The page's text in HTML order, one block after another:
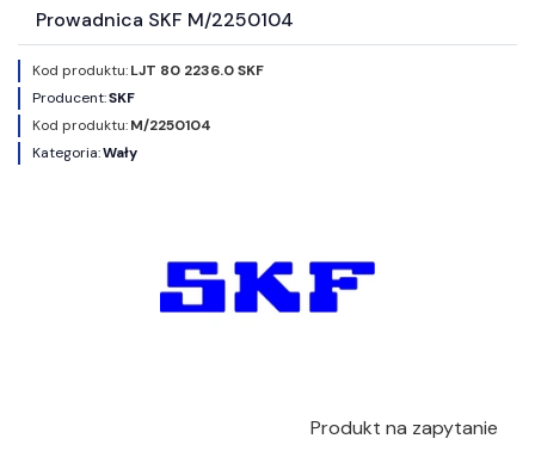
Prowadnica SKF M/2250104
Kod produktu:LJT 80 2236.0 SKF
Producent:SKF
Kod produktu:M/2250104
Kategoria:Wały
Produkt na zapytanie